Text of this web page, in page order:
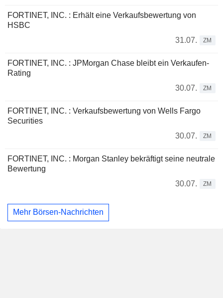
FORTINET, INC. : Erhält eine Verkaufsbewertung von
HSBC
31.07.
ZM
FORTINET, INC. : JPMorgan Chase bleibt ein Verkaufen-
Rating
30.07.
ZM
FORTINET, INC. : Verkaufsbewertung von Wells Fargo
Securities
30.07.
ZM
FORTINET, INC. : Morgan Stanley bekräftigt seine neutrale
Bewertung
30.07.
ZM
Mehr Börsen-Nachrichten